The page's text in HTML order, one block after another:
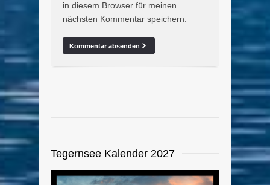
in diesem Browser für meinen
nächsten Kommentar speichern.
Tegernsee Kalender 2027